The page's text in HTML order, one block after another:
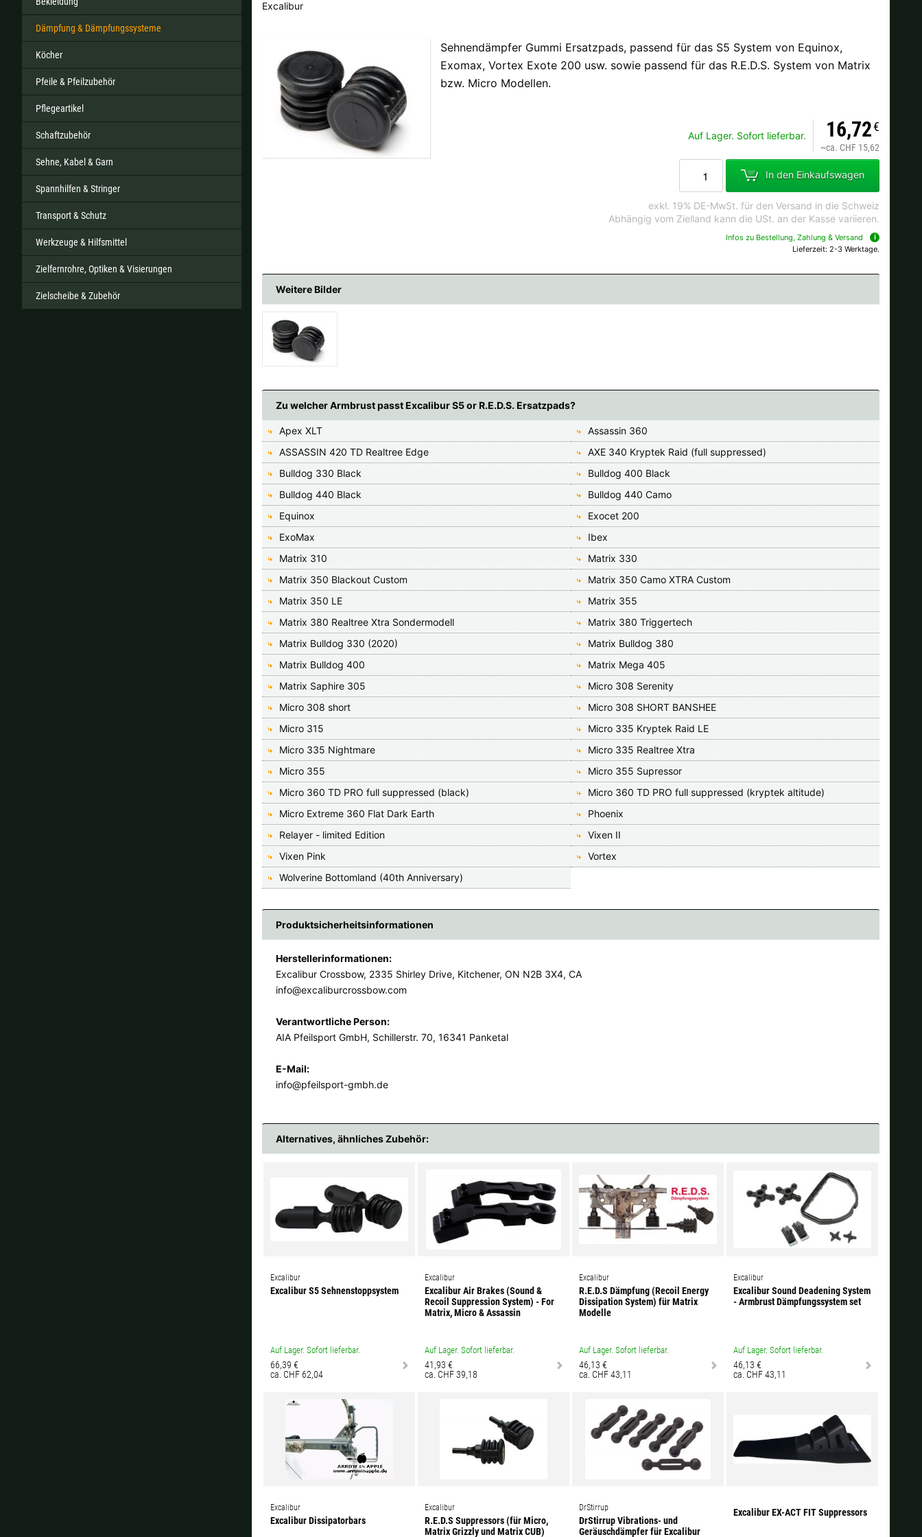
Dämpfung & Dämpfungssysteme
Köcher
Pfeile & Pfeilzubehör
Pflegeartikel
Schaftzubehör
Sehne, Kabel & Garn
Spannhilfen & Stringer
Transport & Schutz
Werkzeuge & Hilfsmittel
Zielfernrohre, Optiken & Visierungen
Zielscheibe & Zubehör
Excalibur
Sehnendämpfer Gummi Ersatzpads, passend für das S5 System von Equinox,
Exomax, Vortex Exote 200 usw. sowie passend für das R.E.D.S. System von Matrix
bzw. Micro Modellen.
Auf Lager. Sofort lieferbar. 16,72€
~ca. CHF 15,62
In den Einkaufswagen
exkl. 19% DE-MwSt. für den Versand in die Schweiz
Abhängig vom Zielland kann die USt. an der Kasse variieren.
Infos zu Bestellung, Zahlung & Versand
Lieferzeit: 2-3 Werktage.
Weitere Bilder
Zu welcher Armbrust passt Excalibur S5 or R.E.D.S. Ersatzpads?
Apex XLT
Assassin 360
ASSASSIN 420 TD Realtree Edge
AXE 340 Kryptek Raid (full suppressed)
Bulldog 330 Black
Bulldog 400 Black
Bulldog 440 Black
Bulldog 440 Camo
Equinox
Exocet 200
ExoMax
Ibex
Matrix 310
Matrix 330
Matrix 350 Blackout Custom
Matrix 350 Camo XTRA Custom
Matrix 350 LE
Matrix 355
Matrix 380 Realtree Xtra Sondermodell
Matrix 380 Triggertech
Matrix Bulldog 330 (2020)
Matrix Bulldog 380
Matrix Bulldog 400
Matrix Mega 405
Matrix Saphire 305
Micro 308 Serenity
Micro 308 short
Micro 308 SHORT BANSHEE
Micro 315
Micro 335 Kryptek Raid LE
Micro 335 Nightmare
Micro 335 Realtree Xtra
Micro 355
Micro 355 Supressor
Micro 360 TD PRO full suppressed (black)
Micro 360 TD PRO full suppressed (kryptek altitude)
Micro Extreme 360 Flat Dark Earth
Phoenix
Relayer - limited Edition
Vixen II
Vixen Pink
Vortex
Wolverine Bottomland (40th Anniversary)
Produktsicherheitsinformationen
Herstellerinformationen:
Excalibur Crossbow, 2335 Shirley Drive, Kitchener, ON N2B 3X4, CA
info@excaliburcrossbow.com
Verantwortliche Person:
AIA Pfeilsport GmbH, Schillerstr. 70, 16341 Panketal
E-Mail:
info@pfeilsport-gmbh.de
Alternatives, ähnliches Zubehör:
Excalibur
Excalibur S5 Sehnenstoppsystem
Auf Lager. Sofort lieferbar.
66,39 €
ca. CHF 62,04
Excalibur
Excalibur Air Brakes (Sound &
Recoil Suppression System) - For
Matrix, Micro & Assassin
Auf Lager. Sofort lieferbar.
41,93 €
ca. CHF 39,18
Excalibur
R.E.D.S Dämpfung (Recoil Energy
Dissipation System) für Matrix
Modelle
Auf Lager. Sofort lieferbar.
46,13 €
ca. CHF 43,11
Excalibur
Excalibur Sound Deadening System
- Armbrust Dämpfungssystem set
Auf Lager. Sofort lieferbar.
46,13 €
ca. CHF 43,11
Excalibur
Excalibur Dissipatorbars
Excalibur
R.E.D.S Suppressors (für Micro,
Matrix Grizzly und Matrix CUB)
DrStirrup
DrStirrup Vibrations- und
Geräuschdämpfer für Excalibur
Excalibur EX-ACT FIT Suppressors
Alle verfügbaren Versandregionen:
Sollte Ihr Land nicht verfübar sein, keine Sorge - wählen Sie einfach "Schweiz" aus. Und erfragen die Versandkosten bei der Bestellung.